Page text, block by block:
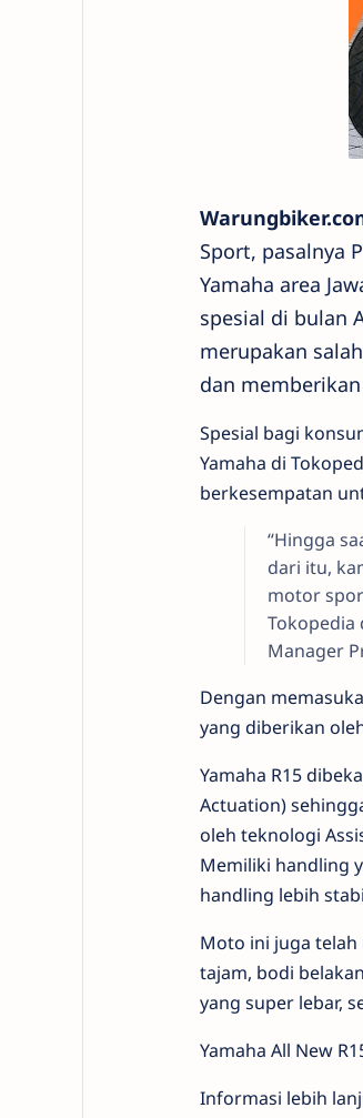
Sport, pasalnya
Yamaha area
spesial di bulan
merupakan
dan
Spesial bagi
Yamaha di
berkesempatan
“Hingga
dari itu,
motor
Tokopedia
Manager
Dengan
yang diberikan
Yamaha R15
Actuation)
oleh teknologi
Memiliki handling
handling lebih
Moto ini juga telah
tajam, bodi
yang super lebar,
Yamaha All New
Informasi lebih